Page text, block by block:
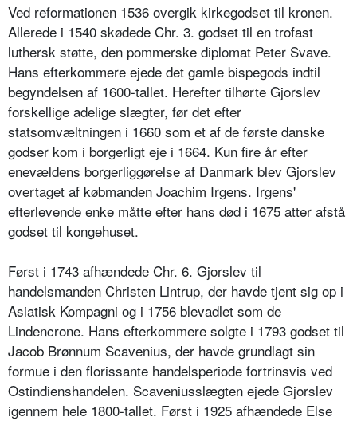
Ved reformationen 1536 overgik kirkegodset til kronen.
Allerede i 1540 skødede Chr. 3. godset til en trofast
luthersk støtte, den pommerske diplomat Peter Svave.
Hans efterkommere ejede det gamle bispegods indtil
begyndelsen af 1600-tallet. Herefter tilhørte Gjorslev
forskellige adelige slægter, før det efter
statsomvæltningen i 1660 som et af de første danske
godser kom i borgerligt eje i 1664. Kun fire år efter
enevældens borgerliggørelse af Danmark blev Gjorslev
overtaget af købmanden Joachim Irgens. Irgens'
efterlevende enke måtte efter hans død i 1675 atter afstå
godset til kongehuset.
Først i 1743 afhændede Chr. 6. Gjorslev til
handelsmanden Christen Lintrup, der havde tjent sig op i
Asiatisk Kompagni og i 1756 blevadlet som de
Lindencrone. Hans efterkommere solgte i 1793 godset til
Jacob Brønnum Scavenius, der havde grundlagt sin
formue i den florissante handelsperiode fortrinsvis ved
Ostindienshandelen. Scaveniusslægten ejede Gjorslev
igennem hele 1800-tallet. Først i 1925 afhændede Else